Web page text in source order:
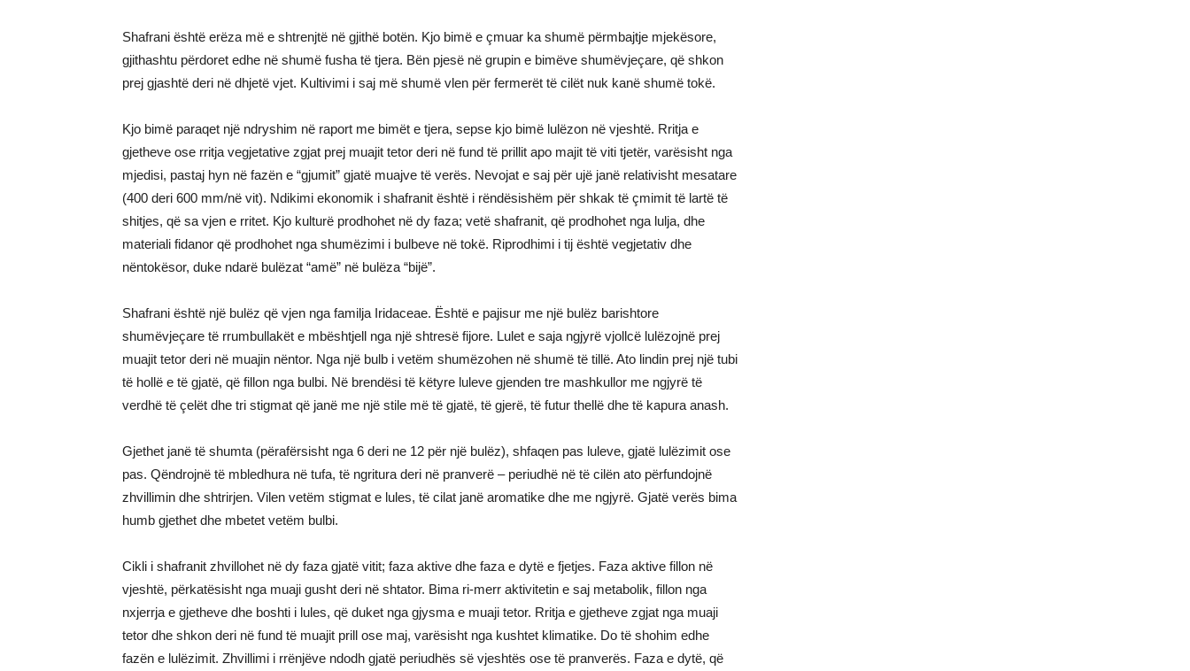
Shafrani është erëza më e shtrenjtë në gjithë botën. Kjo bimë e çmuar ka shumë përmbajtje mjekësore,
gjithashtu përdoret edhe në shumë fusha të tjera. Bën pjesë në grupin e bimëve shumëvjeçare, që shkon
prej gjashtë deri në dhjetë vjet. Kultivimi i saj më shumë vlen për fermerët të cilët nuk kanë shumë tokë.
Kjo bimë paraqet një ndryshim në raport me bimët e tjera, sepse kjo bimë lulëzon në vjeshtë. Rritja e
gjetheve ose rritja vegjetative zgjat prej muajit tetor deri në fund të prillit apo majit të viti tjetër, varësisht nga
mjedisi, pastaj hyn në fazën e “gjumit” gjatë muajve të verës. Nevojat e saj për ujë janë relativisht mesatare
(400 deri 600 mm/në vit). Ndikimi ekonomik i shafranit është i rëndësishëm për shkak të çmimit të lartë të
shitjes, që sa vjen e rritet. Kjo kulturë prodhohet në dy faza; vetë shafranit, që prodhohet nga lulja, dhe
materiali fidanor që prodhohet nga shumëzimi i bulbeve në tokë. Riprodhimi i tij është vegjetativ dhe
nëntokësor, duke ndarë bulëzat “amë” në bulëza “bijë”.
Shafrani është një bulëz që vjen nga familja Iridaceae. Është e pajisur me një bulëz barishtore
shumëvjeçare të rrumbullakët e mbështjell nga një shtresë fijore. Lulet e saja ngjyrë vjollcë lulëzojnë prej
muajit tetor deri në muajin nëntor. Nga një bulb i vetëm shumëzohen në shumë të tillë. Ato lindin prej një tubi
të hollë e të gjatë, që fillon nga bulbi. Në brendësi të këtyre luleve gjenden tre mashkullor me ngjyrë të
verdhë të çelët dhe tri stigmat që janë me një stile më të gjatë, të gjerë, të futur thellë dhe të kapura anash.
Gjethet janë të shumta (përafërsisht nga 6 deri ne 12 për një bulëz), shfaqen pas luleve, gjatë lulëzimit ose
pas. Qëndrojnë të mbledhura në tufa, të ngritura deri në pranverë – periudhë në të cilën ato përfundojnë
zhvillimin dhe shtrirjen. Vilen vetëm stigmat e lules, të cilat janë aromatike dhe me ngjyrë. Gjatë verës bima
humb gjethet dhe mbetet vetëm bulbi.
Cikli i shafranit zhvillohet në dy faza gjatë vitit; faza aktive dhe faza e dytë e fjetjes. Faza aktive fillon në
vjeshtë, përkatësisht nga muaji gusht deri në shtator. Bima ri-merr aktivitetin e saj metabolik, fillon nga
nxjerrja e gjetheve dhe boshti i lules, që duket nga gjysma e muaji tetor. Rritja e gjetheve zgjat nga muaji
tetor dhe shkon deri në fund të muajit prill ose maj, varësisht nga kushtet klimatike. Do të shohim edhe
fazën e lulëzimit. Zhvillimi i rrënjëve ndodh gjatë periudhës së vjeshtës ose të pranverës. Faza e dytë, që